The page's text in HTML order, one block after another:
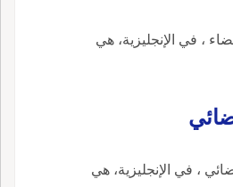
، في الإنجليزية، هي
، في الإنجليزية، هي